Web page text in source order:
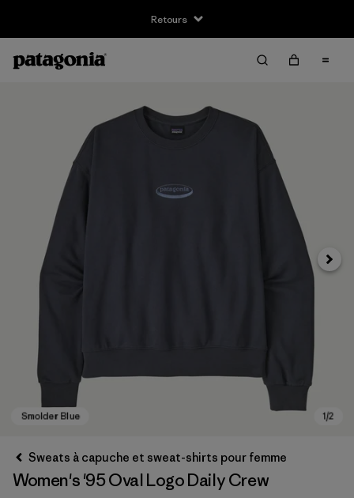
Retours
Sweats à capuche et sweat-shirts pour femme
Women's '95 Oval Logo Daily Crew